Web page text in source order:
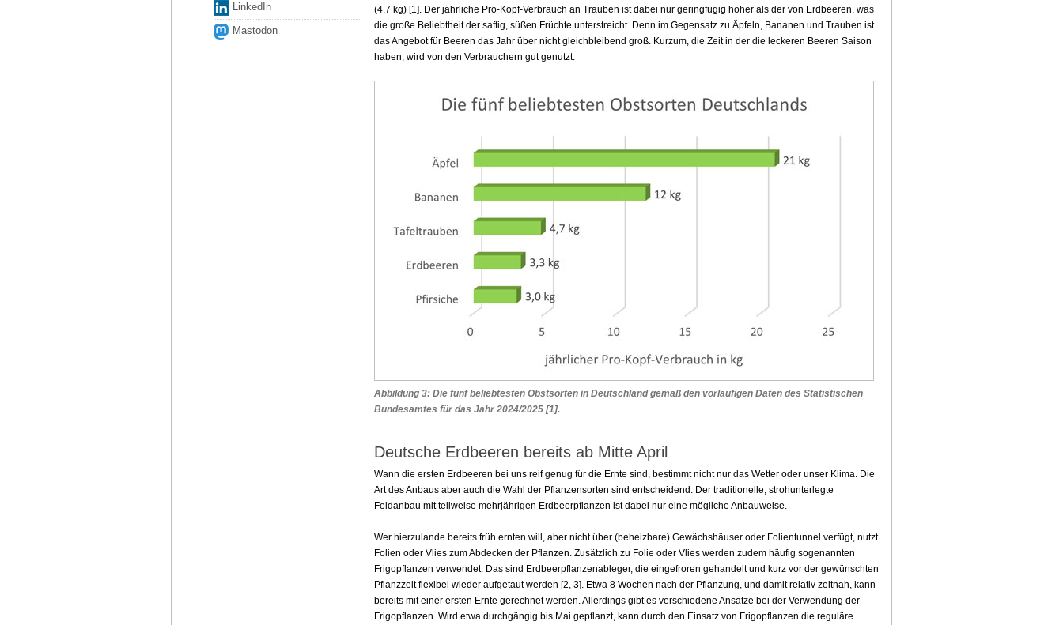
LinkedIn
Mastodon
(4,7 kg) [1]. Der jährliche Pro-Kopf-Verbrauch an Trauben ist dabei nur geringfügig höher als der von Erdbeeren, was
die große Beliebtheit der saftig, süßen Früchte unterstreicht. Denn im Gegensatz zu Äpfeln, Bananen und Trauben ist
das Angebot für Beeren das Jahr über nicht gleichbleibend groß. Kurzum, die Zeit in der die leckeren Beeren Saison
haben, wird von den Verbrauchern gut genutzt.
Abbildung 3: Die fünf beliebtesten Obstsorten in Deutschland gemäß den vorläufigen Daten des Statistischen
Bundesamtes für das Jahr 2024/2025 [1].
Deutsche Erdbeeren bereits ab Mitte April
Wann die ersten Erdbeeren bei uns reif genug für die Ernte sind, bestimmt nicht nur das Wetter oder unser Klima. Die
Art des Anbaus aber auch die Wahl der Pflanzensorten sind entscheidend. Der traditionelle, strohunterlegte
Feldanbau mit teilweise mehrjährigen Erdbeerpflanzen ist dabei nur eine mögliche Anbauweise.
Wer hierzulande bereits früh ernten will, aber nicht über (beheizbare) Gewächshäuser oder Folientunnel verfügt, nutzt
Folien oder Vlies zum Abdecken der Pflanzen. Zusätzlich zu Folie oder Vlies werden zudem häufig sogenannten
Frigopflanzen verwendet. Das sind Erdbeerpflanzenableger, die eingefroren gehandelt und kurz vor der gewünschten
Pflanzzeit flexibel wieder aufgetaut werden [2, 3]. Etwa 8 Wochen nach der Pflanzung, und damit relativ zeitnah, kann
bereits mit einer ersten Ernte gerechnet werden. Allerdings gibt es verschiedene Ansätze bei der Verwendung der
Frigopflanzen. Wird etwa durchgängig bis Mai gepflanzt, kann durch den Einsatz von Frigopflanzen die reguläre